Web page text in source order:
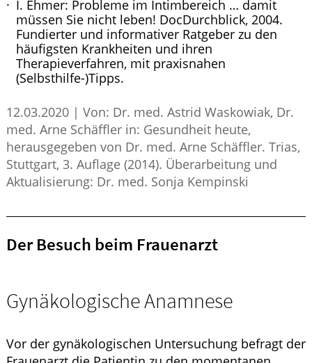
I. Ehmer: Probleme im Intimbereich … damit
müssen Sie nicht leben! DocDurchblick, 2004.
Fundierter und informativer Ratgeber zu den
häufigsten Krankheiten und ihren
Therapieverfahren, mit praxisnahen
(Selbsthilfe-)Tipps.
12.03.2020 | Von: Dr. med. Astrid Waskowiak, Dr.
med. Arne Schäffler in: Gesundheit heute,
herausgegeben von Dr. med. Arne Schäffler. Trias,
Stuttgart, 3. Auflage (2014). Überarbeitung und
Aktualisierung: Dr. med. Sonja Kempinski
Der Besuch beim Frauenarzt
Gynäkologische Anamnese
Vor der gynäkologischen Untersuchung befragt der